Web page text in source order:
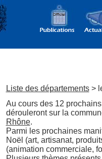
Liste des départements>
Au cours des 12
dérouleront sur la
Rhône.
Parmi les prochaines
Noël (art, artisanat,
(animation commerciale,